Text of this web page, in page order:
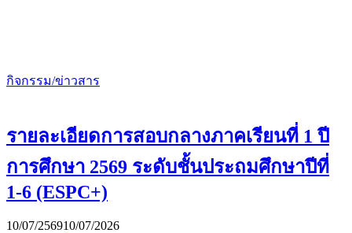
กิจกรรม/ข่าวสาร
รายละเอียดการสอบกลางภาคเรียนที่ 1 ปี
การศึกษา 2569 ระดับชั้นประถมศึกษาปีที่
1-6 (ESPC+)
10/07/256910/07/2026